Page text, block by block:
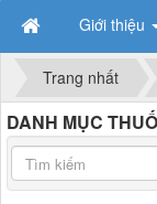
Giới thiệu
Trang nhất
DANH MỤC